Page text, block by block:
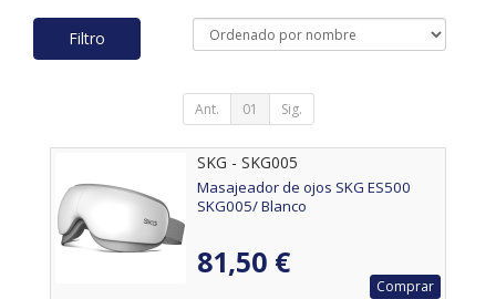
Filtro
Ant. 01 Sig.
SKG - SKG005
Masajeador de ojos SKG ES500
SKG005/ Blanco
81,50 €
Comprar